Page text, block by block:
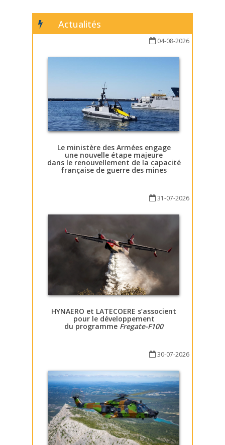
Actualités
04-08-2026
Le ministère des Armées engage
une nouvelle étape majeure
dans le renouvellement de la capacité
française de guerre des mines
31-07-2026
HYNAERO et LATECOERE s’associent
pour le développement
du programme Fregate-F100
30-07-2026